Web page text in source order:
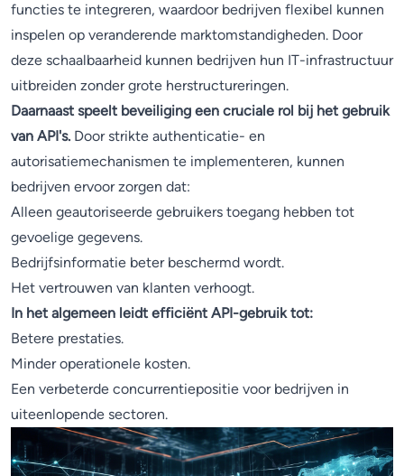
functies te integreren, waardoor bedrijven flexibel kunnen
inspelen op veranderende marktomstandigheden. Door
deze schaalbaarheid kunnen bedrijven hun IT-infrastructuur
uitbreiden zonder grote herstructureringen.
Daarnaast speelt beveiliging een cruciale rol bij het gebruik
van API's. Door strikte authenticatie- en
autorisatiemechanismen te implementeren, kunnen
bedrijven ervoor zorgen dat:
Alleen geautoriseerde gebruikers toegang hebben tot
gevoelige gegevens.
Bedrijfsinformatie beter beschermd wordt.
Het vertrouwen van klanten verhoogt.
In het algemeen leidt efficiënt API-gebruik tot:
Betere prestaties.
Minder operationele kosten.
Een verbeterde concurrentiepositie voor bedrijven in
uiteenlopende sectoren.